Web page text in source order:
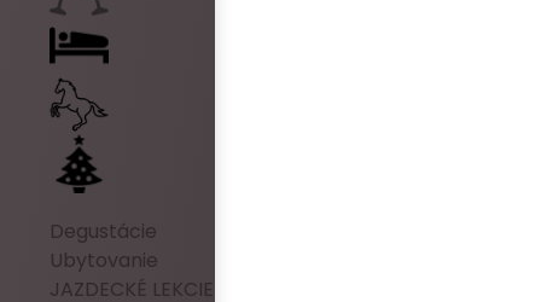
Degustácie
Ubytovanie
JAZDECKÉ LEKCIE